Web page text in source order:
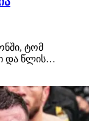
ტომ
და წლის
ილია თოფურია,
გათიშვა.
წოდება